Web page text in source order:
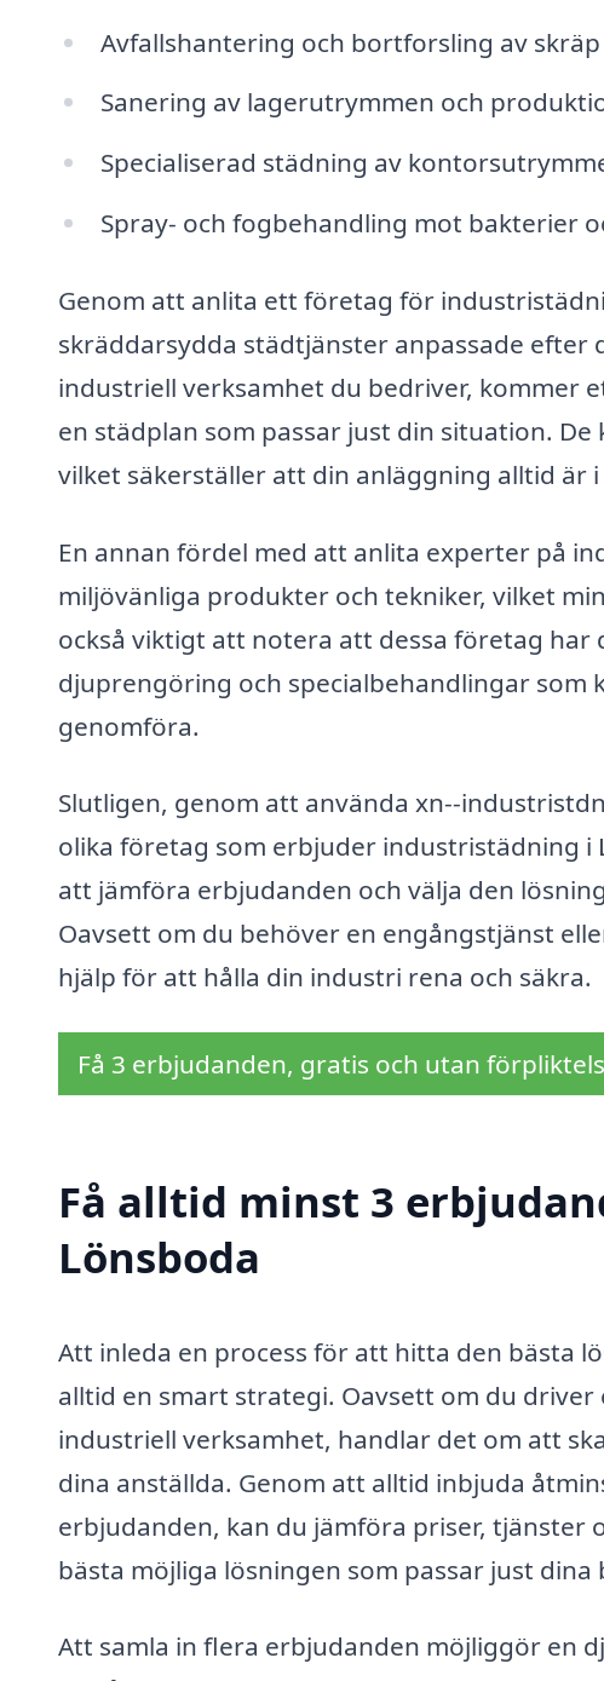
Avfallshantering och bortforsling av skräp
Sanering av lagerutrymmen och
Specialiserad städning av
Spray- och fogbehandling mot bakterier
Genom att anlita ett företag för
skräddarsydda städtjänster anpassade efter
industriell verksamhet du bedriver, kommer
en städplan som passar just din situation.
vilket säkerställer att din anläggning alltid är
En annan fördel med att anlita experter på
miljövänliga produkter och tekniker, vilket
också viktigt att notera att dessa företag
djuprengöring och specialbehandlingar som
genomföra.
Slutligen, genom att använda xn--
olika företag som erbjuder industristädning
att jämföra erbjudanden och välja den
Oavsett om du behöver en engångstjänst
hjälp för att hålla din industri rena och säkra.
Få 3 erbjudanden, gratis och utan
Få alltid minst 3
Lönsboda
Att inleda en process för att hitta den bästa
alltid en smart strategi. Oavsett om du
industriell verksamhet, handlar det om att
dina anställda. Genom att alltid inbjuda
erbjudanden, kan du jämföra priser, tjänster
bästa möjliga lösningen som passar just dina
Att samla in flera erbjudanden möjliggör en